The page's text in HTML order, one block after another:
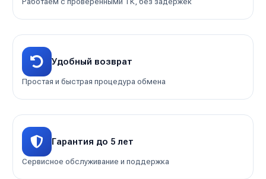
Удобный возврат
Простая и быстрая процедура обмена
Гарантия до 5 лет
Сервисное обслуживание и поддержка